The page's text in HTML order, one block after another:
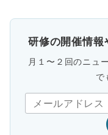
研修の開催情報
月１〜２回のニュ
で